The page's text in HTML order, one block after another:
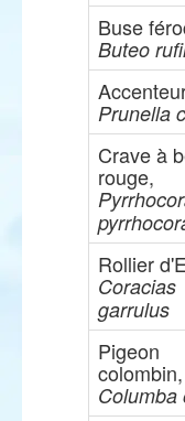
Buse
Buteo
Prunella
Crave à
rouge,
Rollier
Coracias
garrulus
Pigeon
colombin,
Columba